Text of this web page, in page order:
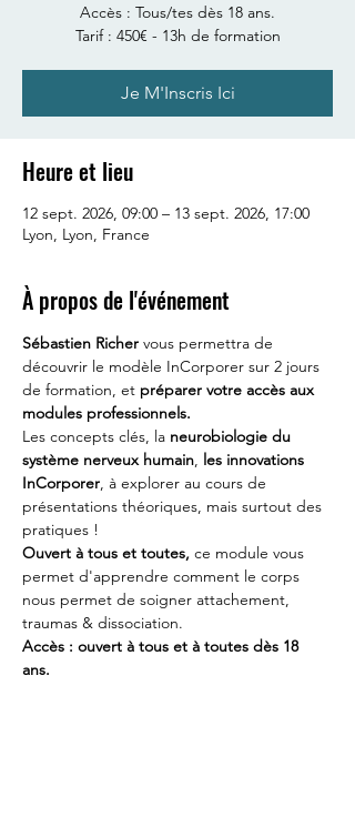
Accès : Tous/tes dès 18 ans.
Tarif : 450€ - 13h de formation
Je M'Inscris Ici
Heure et lieu
12 sept. 2026, 09:00 – 13 sept. 2026, 17:00
Lyon, Lyon, France
À propos de l'événement
Sébastien Richer vous permettra de
découvrir le modèle InCorporer sur 2 jours
de formation, et préparer votre accès aux
modules professionnels.
Les concepts clés, la neurobiologie du
système nerveux humain, les innovations
InCorporer, à explorer au cours de
présentations théoriques, mais surtout des
pratiques !
Ouvert à tous et toutes, ce module vous
permet d'apprendre comment le corps
nous permet de soigner attachement,
traumas & dissociation.
Accès : ouvert à tous et à toutes dès 18
ans.